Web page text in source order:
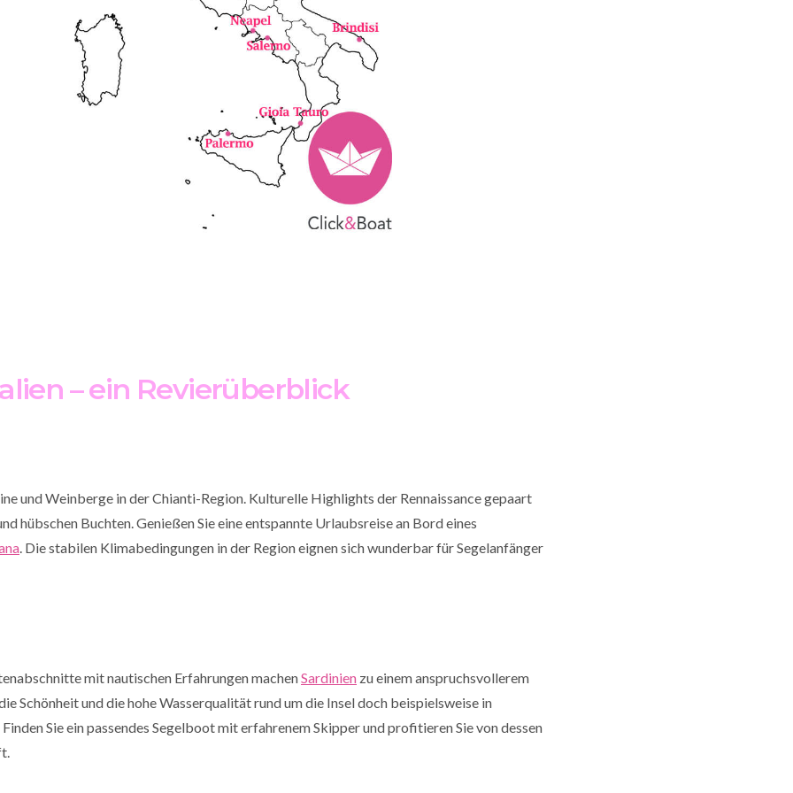
– ein Revierüberblick
und Weinberge in der Chianti-Region. Kulturelle Highlights der Rennaissance gepaart
hübschen Buchten. Genießen Sie eine entspannte Urlaubsreise an Bord eines
. Die stabilen Klimabedingungen in der Region eignen sich wunderbar für Segelanfänger
mit nautischen Erfahrungen machenSardinien zu einem anspruchsvollerem
Schönheit und die hohe Wasserqualität rund um die Insel doch beispielsweise in
Sie ein passendes Segelboot mit erfahrenem Skipper und profitieren Sie von dessen